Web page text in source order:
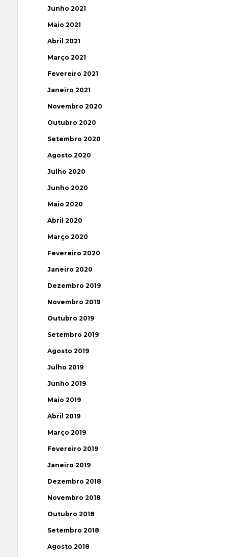
Junho 2021
Maio 2021
Abril 2021
Março 2021
Fevereiro 2021
Janeiro 2021
Novembro 2020
Outubro 2020
Setembro 2020
Agosto 2020
Julho 2020
Junho 2020
Maio 2020
Abril 2020
Março 2020
Fevereiro 2020
Janeiro 2020
Dezembro 2019
Novembro 2019
Outubro 2019
Setembro 2019
Agosto 2019
Julho 2019
Junho 2019
Maio 2019
Abril 2019
Março 2019
Fevereiro 2019
Janeiro 2019
Dezembro 2018
Novembro 2018
Outubro 2018
Setembro 2018
Agosto 2018